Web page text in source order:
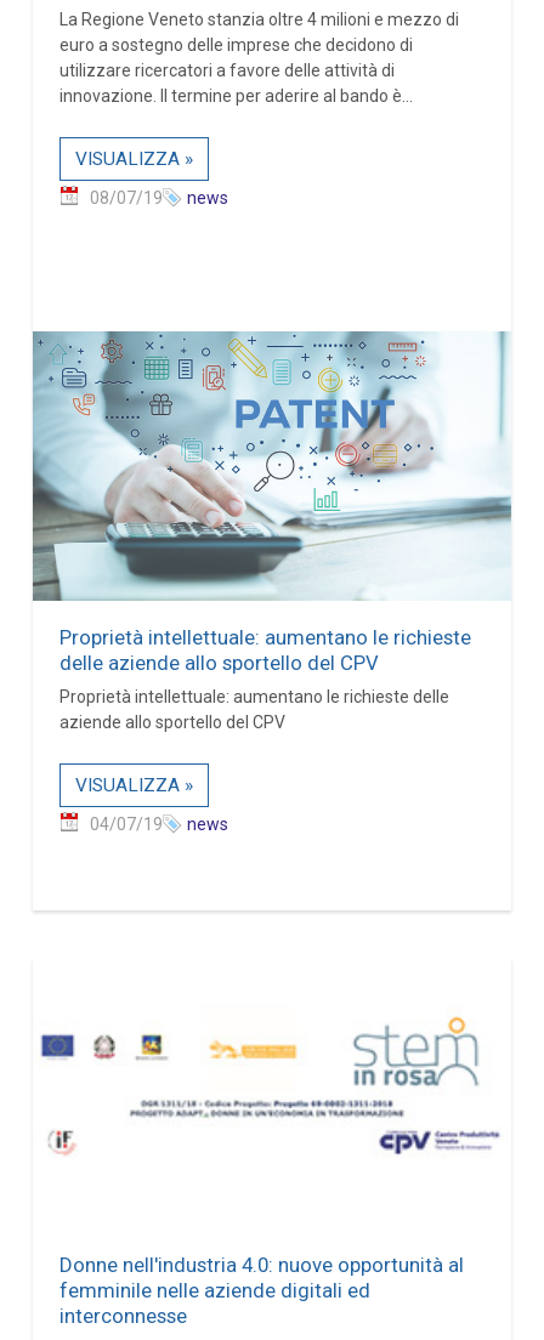
La Regione Veneto stanzia oltre 4 milioni e mezzo di
euro a sostegno delle imprese che decidono di
utilizzare ricercatori a favore delle attività di
innovazione. Il termine per aderire al bando è...
VISUALIZZA »
08/07/19 news
Proprietà intellettuale: aumentano le richieste
delle aziende allo sportello del CPV
Proprietà intellettuale: aumentano le richieste delle
aziende allo sportello del CPV
VISUALIZZA »
04/07/19 news
Donne nell'industria 4.0: nuove opportunità al
femminile nelle aziende digitali ed
interconnesse